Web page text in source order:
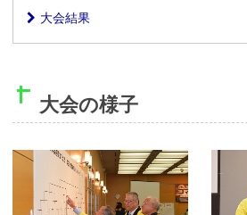
大会結果
大会の様子